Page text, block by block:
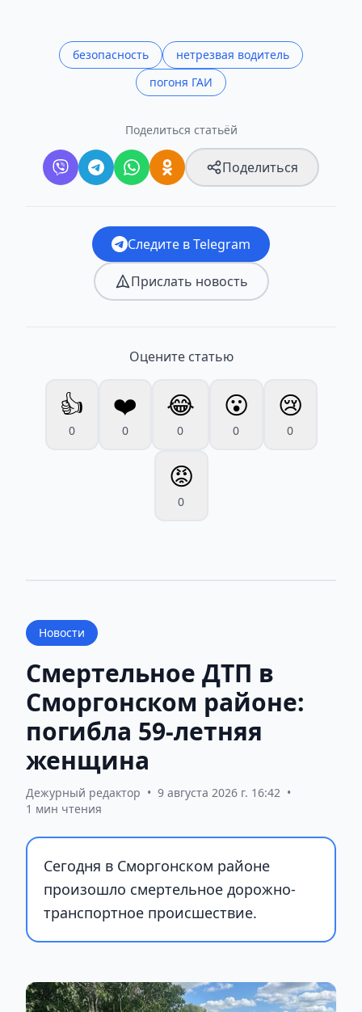
безопасность
нетрезвая водитель
погоня ГАИ
Поделиться статьёй
Поделиться
Следите в Telegram
Прислать новость
Оцените статью
👍
0
❤️
0
😂
0
😮
0
😢
0
😡
0
Новости
Смертельное ДТП в
Сморгонском районе:
погибла 59-летняя
женщина
Дежурный редактор • 9 августа 2026 г. 16:42 •
1 мин чтения
Сегодня в Сморгонском районе
произошло смертельное дорожно-
транспортное происшествие.